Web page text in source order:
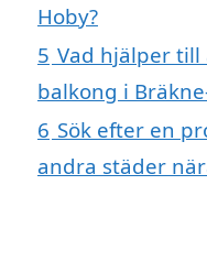
Hoby?
5 Vad hjälper till
balkong i
6 Sök efter en
andra städer